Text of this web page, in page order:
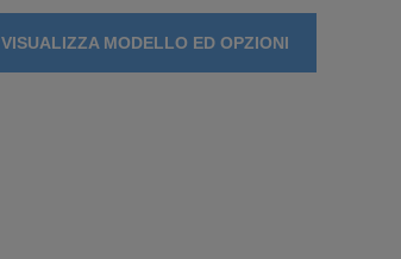
VISUALIZZA MODELLO ED OPZIONI